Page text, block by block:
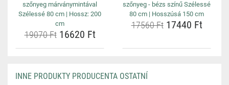
szőnyeg márványmintával
Szélessé 80 cm | Hossz: 200
cm
19070 Ft16620 Ft
szőnyeg - bézs színű Szélessé
80 cm | Hosszúsá 150 cm
17560 Ft17440 Ft
INNE PRODUKTY PRODUCENTA OSTATNÍ